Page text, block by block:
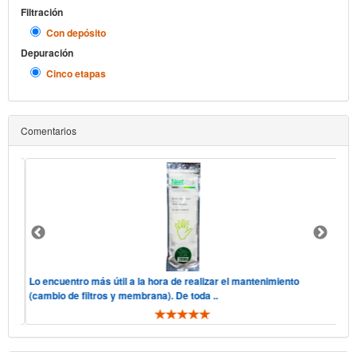
Filtración
Con depósito
Depuración
Cinco etapas
Comentarios
Lo encuentro más útil a la hora de realizar el mantenimiento
(cambio de filtros y membrana). De toda ..